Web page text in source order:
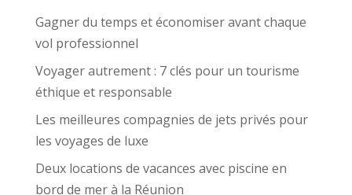
Gagner du temps et économiser avant chaque
vol professionnel
Voyager autrement : 7 clés pour un tourisme
éthique et responsable
Les meilleures compagnies de jets privés pour
les voyages de luxe
Deux locations de vacances avec piscine en
bord de mer à la Réunion